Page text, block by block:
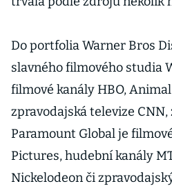
Do portfolia Warner Bros
slavného filmového studia
filmové kanály HBO,
zpravodajská televize
Paramount Global je
Pictures, hudební kanály
Nickelodeon či